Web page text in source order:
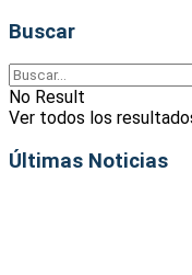
Buscar
No Result
Ver todos los
Últimas Noticias